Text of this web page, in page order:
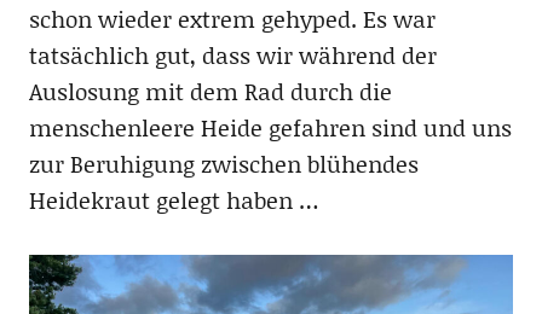
schon wieder extrem gehyped. Es war
tatsächlich gut, dass wir während der
Auslosung mit dem Rad durch die
menschenleere Heide gefahren sind und uns
zur Beruhigung zwischen blühendes
Heidekraut gelegt haben …